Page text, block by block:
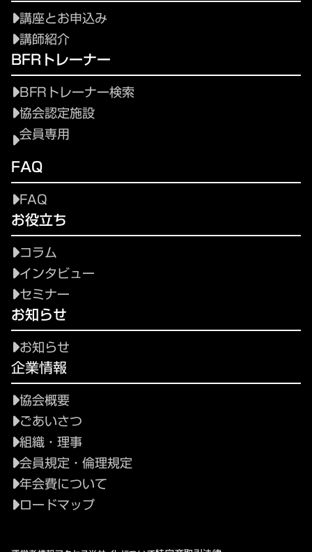
講座とお申込み
講師紹介
BFRトレーナー
BFRトレーナー検索
協会認定施設
会員専用
FAQ
FAQ
お役立ち
コラム
インタビュー
セミナー
お知らせ
お知らせ
企業情報
協会概要
ごあいさつ
組織・理事
会員規定・倫理規定
年会費について
ロードマップ